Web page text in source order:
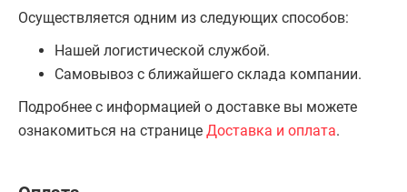
Осуществляется одним из следующих способов:
Нашей логистической службой.
Самовывоз с ближайшего склада компании.
Подробнее с информацией о доставке вы можете
ознакомиться на странице Доставка и оплата.